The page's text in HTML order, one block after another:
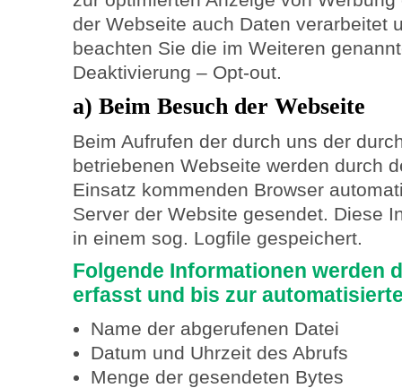
der Webseite auch Daten verarbeitet
beachten Sie die im Weiteren
Deaktivierung – Opt-out.
a) Beim Besuch der Webseite
Beim Aufrufen der durch uns der
betriebenen Webseite werden durch
Einsatz kommenden Browser
Server der Website gesendet. Diese
in einem sog. Logfile gespeichert.
Folgende Informationen werden
erfasst und bis zur
Name der abgerufenen Datei
Datum und Uhrzeit des Abrufs
Menge der gesendeten Bytes